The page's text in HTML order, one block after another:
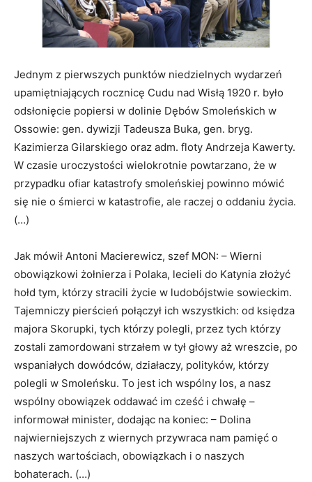
Jednym z pierwszych punktów niedzielnych wydarzeń
upamiętniających rocznicę Cudu nad Wisłą 1920 r. było
odsłonięcie popiersi w dolinie Dębów Smoleńskich w
Ossowie: gen. dywizji Tadeusza Buka, gen. bryg.
Kazimierza Gilarskiego oraz adm. floty Andrzeja Kawerty.
W czasie uroczystości wielokrotnie powtarzano, że w
przypadku ofiar katastrofy smoleńskiej powinno mówić
się nie o śmierci w katastrofie, ale raczej o oddaniu życia.
(…)
Jak mówił Antoni Macierewicz, szef MON: – Wierni
obowiązkowi żołnierza i Polaka, lecieli do Katynia złożyć
hołd tym, którzy stracili życie w ludobójstwie sowieckim.
Tajemniczy pierścień połączył ich wszystkich: od księdza
majora Skorupki, tych którzy polegli, przez tych którzy
zostali zamordowani strzałem w tył głowy aż wreszcie, po
wspaniałych dowódców, działaczy, polityków, którzy
polegli w Smoleńsku. To jest ich wspólny los, a nasz
wspólny obowiązek oddawać im cześć i chwałę –
informował minister, dodając na koniec: – Dolina
najwierniejszych z wiernych przywraca nam pamięć o
naszych wartościach, obowiązkach i o naszych
bohaterach. (…)